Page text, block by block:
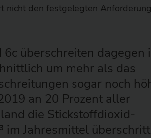
nicht den festgelegten
überschreiten dagegen
um mehr als das
sogar noch
an 20 Prozent aller
die Stickstoffdioxid-
im Jahresmittel